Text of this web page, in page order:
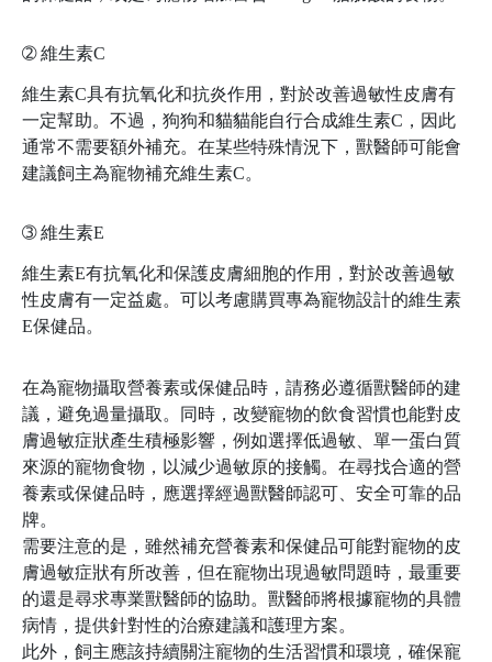
➁維生素C
維生素C具有抗氧化和抗炎作用，對於改善過敏性皮膚有
一定幫助。不過，狗狗和貓貓能自行合成維生素C，因此
通常不需要額外補充。在某些特殊情況下，獸醫師可能會
建議飼主為寵物補充維生素C。
➂維生素E
維生素E有抗氧化和保護皮膚細胞的作用，對於改善過敏
性皮膚有一定益處。可以考慮購買專為寵物設計的維生素
E保健品。
在為寵物攝取營養素或保健品時，請務必遵循獸醫師的建
議，避免過量攝取。同時，改變寵物的飲食習慣也能對皮
膚過敏症狀產生積極影響，例如選擇低過敏、單一蛋白質
來源的寵物食物，以減少過敏原的接觸。在尋找合適的營
養素或保健品時，應選擇經過獸醫師認可、安全可靠的品
牌。
需要注意的是，雖然補充營養素和保健品可能對寵物的皮
膚過敏症狀有所改善，但在寵物出現過敏問題時，最重要
的還是尋求專業獸醫師的協助。獸醫師將根據寵物的具體
病情，提供針對性的治療建議和護理方案。
此外，飼主應該持續關注寵物的生活習慣和環境，確保寵